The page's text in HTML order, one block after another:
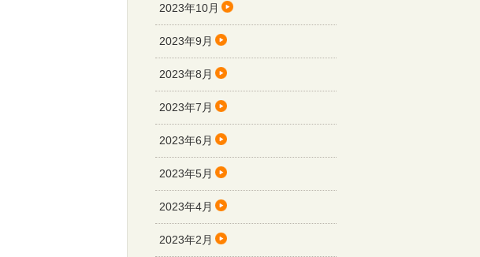
2023年10月
2023年9月
2023年8月
2023年7月
2023年6月
2023年5月
2023年4月
2023年2月